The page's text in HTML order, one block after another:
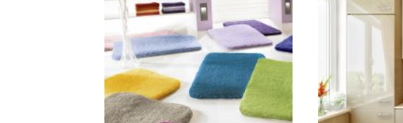
betul, hiasan dapur putih.